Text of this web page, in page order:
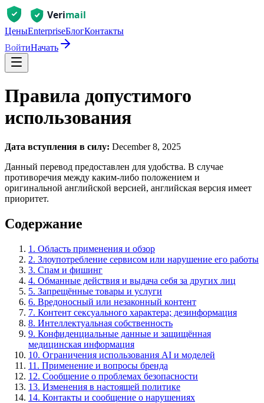
ЦеныEnterpriseБлогКонтакты
ВойтиНачать
Правила допустимого
использования
Дата вступления в силу: December 8, 2025
Данный перевод предоставлен для удобства. В случае
противоречия между каким-либо положением и
оригинальной английской версией, английская версия имеет
приоритет.
Содержание
1. Область применения и обзор
2. Злоупотребление сервисом или нарушение его работы
3. Спам и фишинг
4. Обманные действия и выдача себя за других лиц
5. Запрещённые товары и услуги
6. Вредоносный или незаконный контент
7. Контент сексуального характера; дезинформация
8. Интеллектуальная собственность
9. Конфиденциальные данные и защищённая
медицинская информация
10. Ограничения использования AI и моделей
11. Применение и вопросы бренда
12. Сообщение о проблемах безопасности
13. Изменения в настоящей политике
14. Контакты и сообщение о нарушениях